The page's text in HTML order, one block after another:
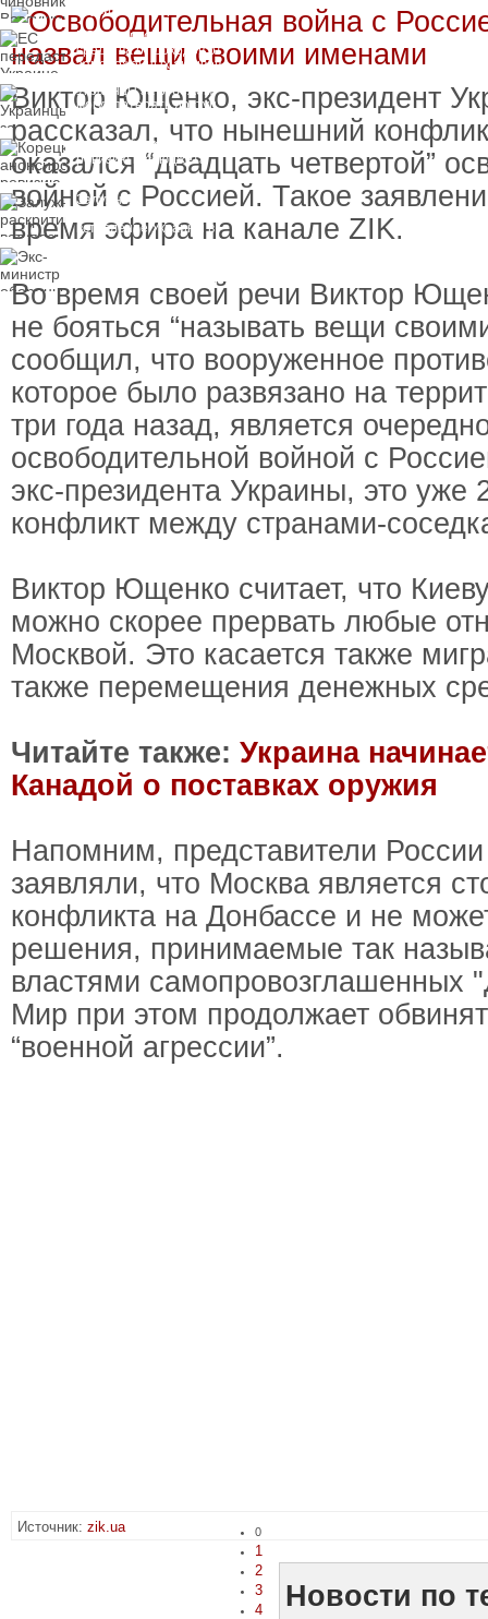
вручили подозрение по
делу о растрате более
1 млрд гривен
ЕС передаст Украине
средства от доходов от
замороженных активов
Украинцы за рубежом
могут потерять доступ
к госжилью и выплатам
Корецкий анонсировал
ревизию госбюджета
Залужный
раскритиковал
вступление Украины в
НАТО и предлагает
СНБО Умеров получил
новую "вкусную"
Виктор Ющенко, экс-президент
рассказал, что нынешний
оказался “двадцать четвертой”
войной с Россией. Такое
время эфира на канале ZIK.
Во время своей речи Виктор
не бояться “называть вещи
сообщил, что вооруженное
которое было развязано на
три года назад, является
освободительной войной с
экс-президента Украины, это уже
конфликт между странами-
Виктор Ющенко считает, что
можно скорее прервать любые
Москвой. Это касается также
также перемещения денежных
Читайте также: Украина
Канадой о поставках оружия
Напомним, представители
заявляли, что Москва является
конфликта на Донбассе и не
решения, принимаемые так
властями
Мир при этом продолжает
“военной агрессии”.
Источник: zik.ua 0
1
2
3
4
Новости по